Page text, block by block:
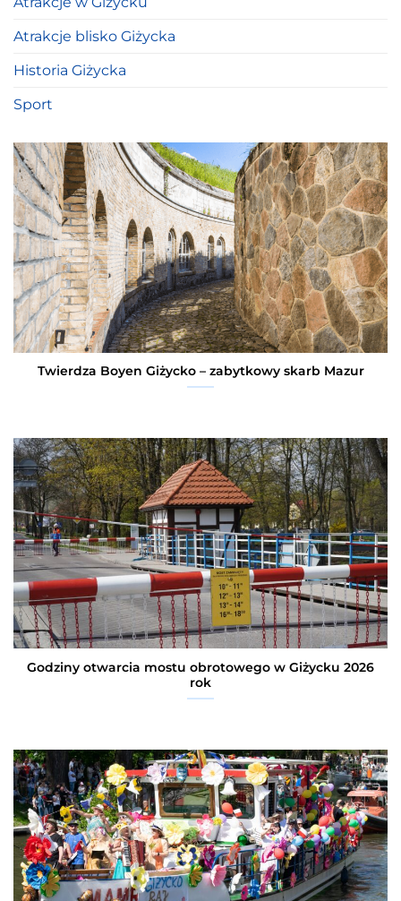
Atrakcje blisko Giżycka
Historia Giżycka
Sport
Twierdza Boyen Giżycko – zabytkowy skarb Mazur
Godziny otwarcia mostu obrotowego w Giżycku 2026
rok